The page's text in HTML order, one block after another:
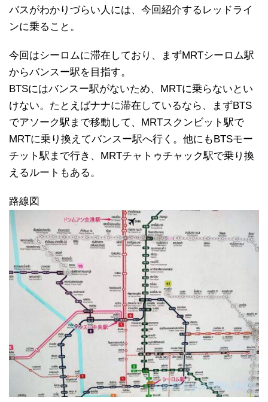
バスがわかりづらい人には、今回紹介するレッドライ
ンに乗ること。
今回はシーロムに滞在しており、まずMRTシーロム駅
からバンスー駅を目指す。
BTSにはバンスー駅がないため、MRTに乗らないとい
けない。たとえばナナに滞在しているなら、まずBTS
でアソーク駅まで移動して、MRTスクンビット駅で
MRTに乗り換えてバンスー駅へ行く。他にもBTSモー
チット駅まで行き、MRTチャトゥチャック駅で乗り換
えるルートもある。
路線図